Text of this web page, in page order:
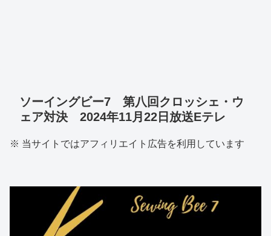
ソーイングビー7 第八回クロッシェ・ウ
ェア対決 2024年11月22日放送Eテレ
※ 当サイトではアフィリエイト広告を利用しています